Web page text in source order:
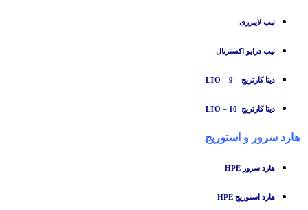
تبپ لایبرری
تیپ درایو اکسترنال
دیتا کارتریج LTO – 9
دیتا کارتریج LTO – 10
هارد سرور و استوریج
هارد سرور HPE
هارد استوریج HPE